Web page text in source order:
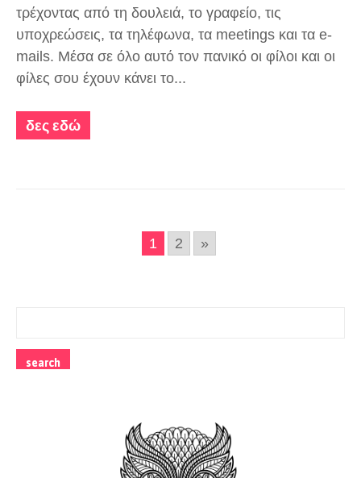
τρέχοντας από τη δουλειά, το γραφείο, τις
υποχρεώσεις, τα τηλέφωνα, τα meetings και τα e-
mails. Μέσα σε όλο αυτό τον πανικό οι φίλοι και οι
φίλες σου έχουν κάνει το...
δες εδώ
1 2 »